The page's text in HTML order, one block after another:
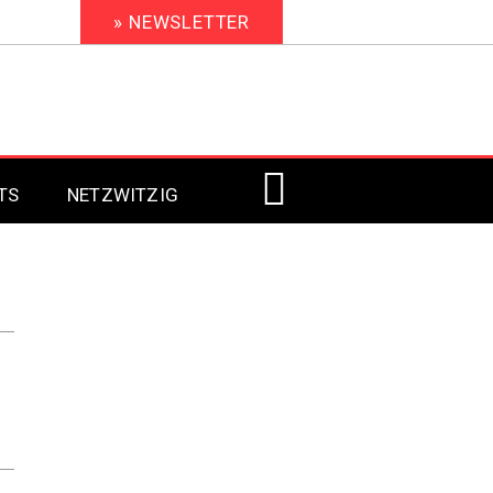
» NEWSLETTER
Signage 2019
NETZWITZIG